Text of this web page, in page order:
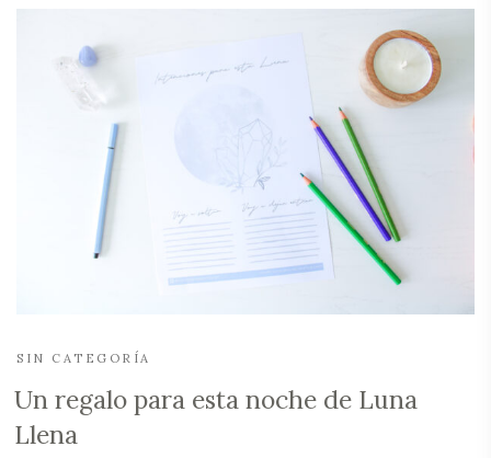
SIN CATEGORÍA
Un regalo para esta noche de Luna
Llena